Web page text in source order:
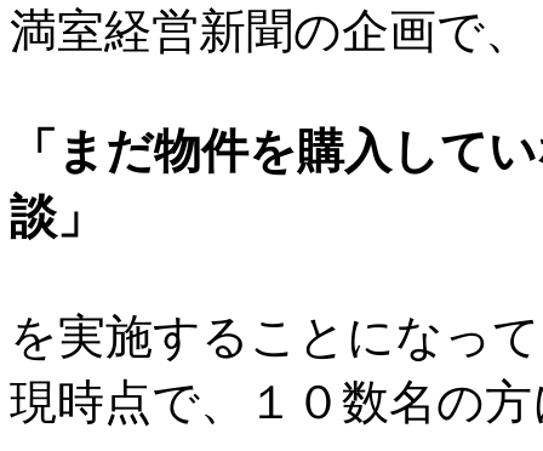
満室経営新聞の企画で、
「まだ物件を購入して
談」
を実施することになっ
現時点で、１０数名の